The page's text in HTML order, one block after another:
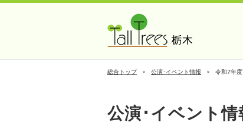
総合トップ 公演･イベント情報 令和7年
公演･イベント情